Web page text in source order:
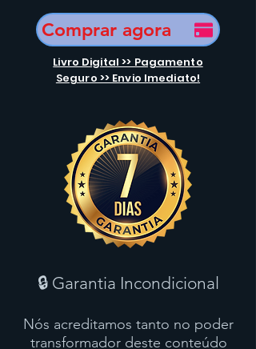
Comprar agora
Livro Digital >> Pagamento
Seguro >> Envio Imediato!
🔒 Garantia Incondicional
Nós acreditamos tanto no poder
transformador deste conteúdo